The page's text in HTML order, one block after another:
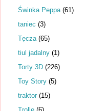
Świnka Peppa (61)
taniec (3)
Tęcza (65)
tiul jadalny (1)
Torty 3D (226)
Toy Story (5)
traktor (15)
Trolle (6)